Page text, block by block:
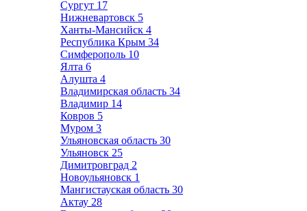
Сургут 17
Нижневартовск 5
Ханты-Мансийск 4
Республика Крым 34
Симферополь 10
Ялта 6
Алушта 4
Владимирская область 34
Владимир 14
Ковров 5
Муром 3
Ульяновская область 30
Ульяновск 25
Димитровград 2
Новоульяновск 1
Мангистауская область 30
Актау 28